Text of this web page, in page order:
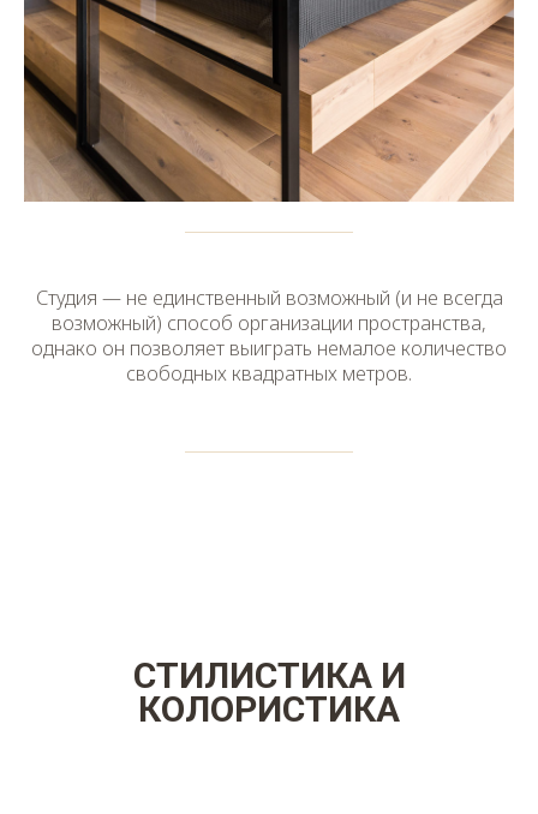
Студия — не единственный возможный (и не всегда
возможный) способ организации пространства,
однако он позволяет выиграть немалое количество
свободных квадратных метров.
СТИЛИСТИКА И
КОЛОРИСТИКА